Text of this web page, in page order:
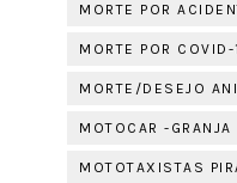
MORTE POR
MORTE POR COVID-
MORTE/DESEJO
MOTOCAR -GRANJA
MOTOTAXISTAS